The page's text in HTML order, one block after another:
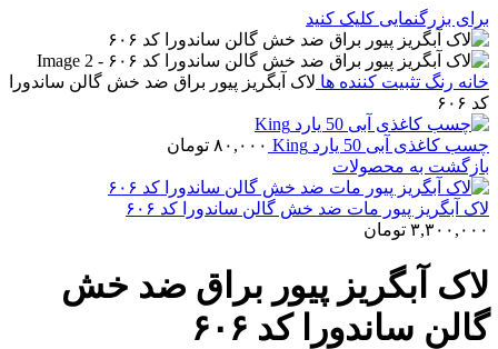
برای بزرگنمایی کلیک کنید
خانه رنگ تثبیت کننده ها لاک آبگریز پیور براق ضد خش گالن ساندورا
کد ۶۰۶
چسب کاغذی آبی 50 یارد King ۸۰,۰۰۰ تومان
بازگشت به محصولات
لاک آبگریز پیور مات ضد خش گالن ساندورا کد ۶۰۶
۳,۳۰۰,۰۰۰ تومان
لاک آبگریز پیور براق ضد خش
گالن ساندورا کد ۶۰۶